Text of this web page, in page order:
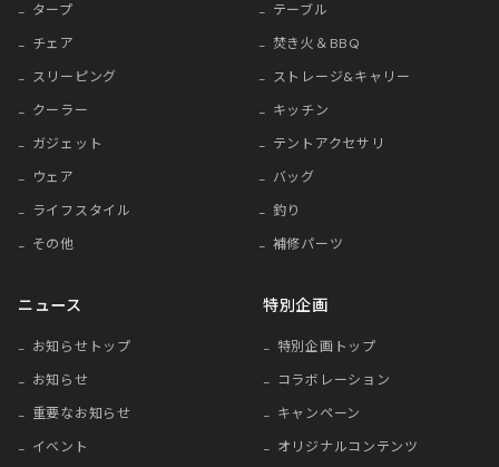
タープ
テーブル
チェア
焚き火＆BBQ
スリーピング
ストレージ&キャリー
クーラー
キッチン
ガジェット
テントアクセサリ
ウェア
バッグ
ライフスタイル
釣り
その他
補修パーツ
ニュース
お知らせトップ
お知らせ
重要なお知らせ
イベント
特別企画
特別企画トップ
コラボレーション
キャンペーン
オリジナルコンテンツ